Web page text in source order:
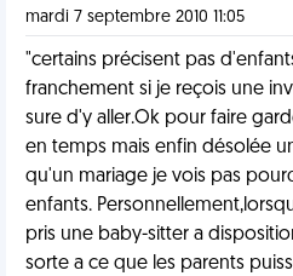
mardi 7 septembre 2010 11:05
"certains précisent pas
franchement si je reçois une
sure d'y aller.Ok pour faire
en temps mais enfin désolée
qu'un mariage je vois pas
enfants.
pris une baby-sitter a
sorte a ce que les parents